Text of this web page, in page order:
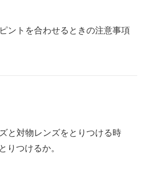
ントを合わせるときの注意事項
と対物レンズをとりつける時
りつけるか。